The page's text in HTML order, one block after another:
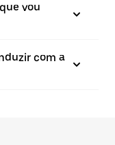
vou
com a